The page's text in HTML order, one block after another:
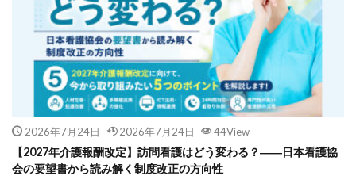
2026年7月24日 2026年7月24日 44View
【2027年介護報酬改定】訪問看護はどう変わる？――日本看護協
会の要望書から読み解く制度改正の方向性